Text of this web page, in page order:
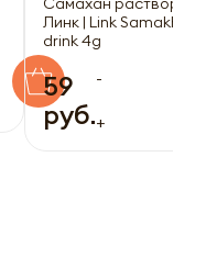
Линк | Link Samakhan
drink 4g
59
руб.
-
+